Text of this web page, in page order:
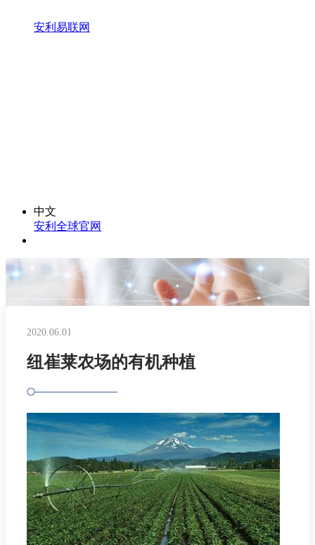
安利易联网
中文
安利全球官网
2020.06.01
纽崔莱农场的有机种植